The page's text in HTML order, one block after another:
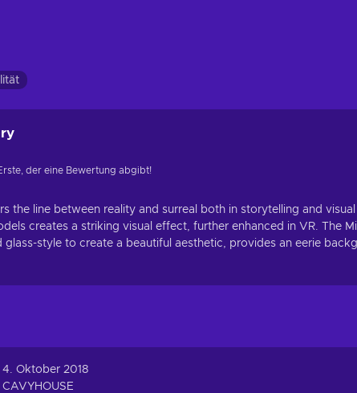
der eine Bewertung abgibt!
the line between reality and surreal both in storytelling and
creates a striking visual effect, further enhanced in VR. The
style to create a beautiful aesthetic, provides an eerie
4. Oktober 2018
CAVYHOUSE